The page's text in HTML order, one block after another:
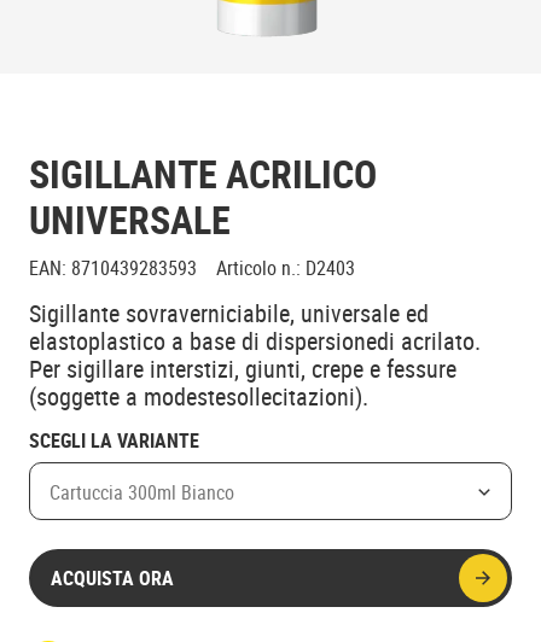
SIGILLANTE ACRILICO
UNIVERSALE
EAN: 8710439283593 Articolo n.: D2403
Sigillante sovraverniciabile, universale ed
elastoplastico a base di dispersionedi acrilato.
Per sigillare interstizi, giunti, crepe e fessure
(soggette a modestesollecitazioni).
SCEGLI LA VARIANTE
Cartuccia 300ml Bianco
ACQUISTA ORA